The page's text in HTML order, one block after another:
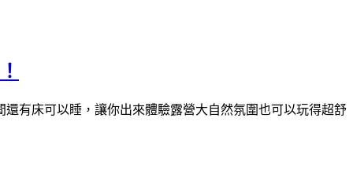
有床可以睡，讓你出來體驗露營大自然氛圍也可以玩得超舒